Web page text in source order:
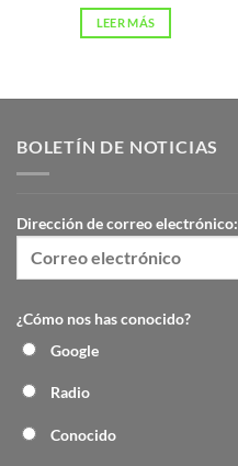
LEER MÁS
BOLETÍN DE NOTICIAS
Dirección de correo electrónico:
¿Cómo nos has conocido?
Google
Radio
Conocido